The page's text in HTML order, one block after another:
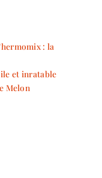
: la
et inratable
Melon